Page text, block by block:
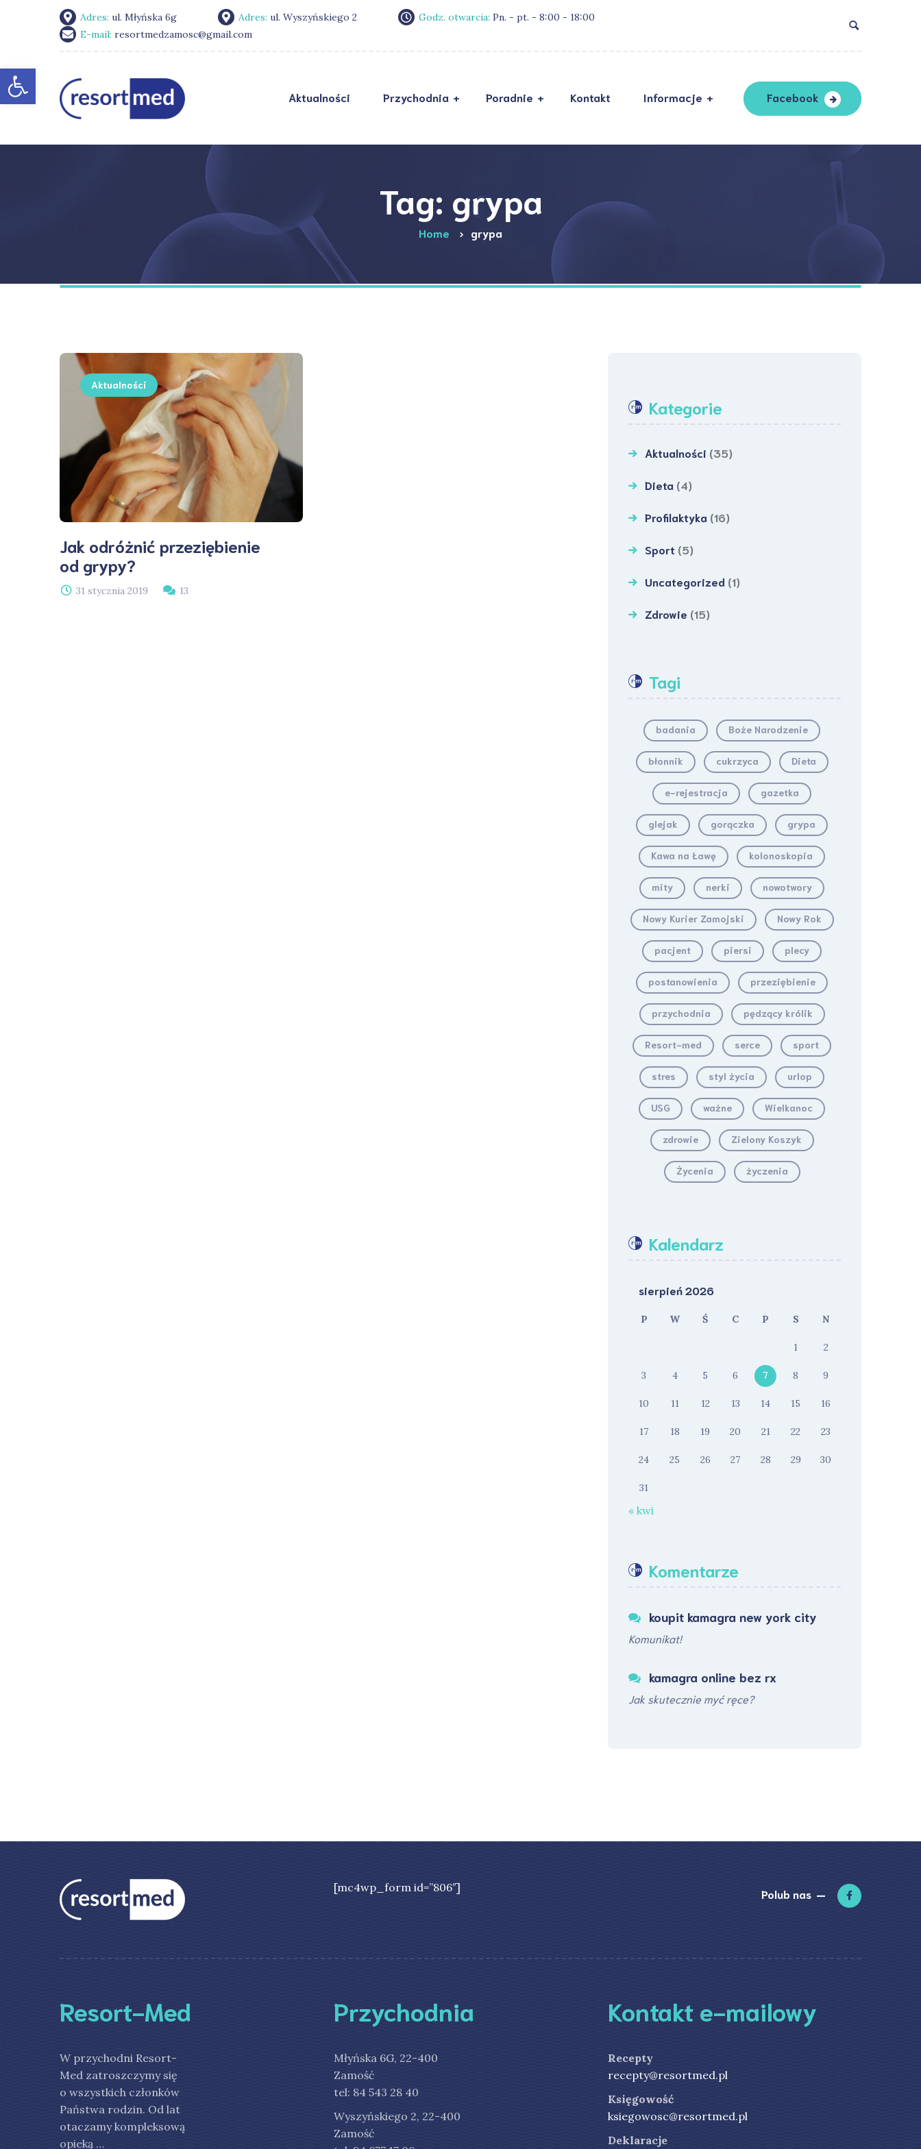
Otwórz pasek narzędzi
Adres: ul. Młyńska 6g Adres: ul. Wyszyńskiego 2 Godz. otwarcia: Pn. - pt. - 8:00 - 18:00
E-mail: resortmedzamosc@gmail.com
Aktualności
Przychodnia
Opinie
Poradnie Kontakt Informacje Facebook
Tag: grypa
Home grypa
Aktualności
Jak odróżnić przeziębienie
od grypy?
31 stycznia 2019 13
Kategorie
Aktualności (35)
Dieta (4)
Profilaktyka (16)
Sport (5)
Uncategorized (1)
Zdrowie (15)
Tagi
badania Boże Narodzenie
błonnik cukrzyca Dieta
e-rejestracja gazetka
glejak gorączka grypa
Kawa na Ławę kolonoskopia
mity nerki nowotwory
Nowy Kurier Zamojski Nowy Rok
pacjent piersi plecy
postanowienia przeziębienie
przychodnia pędzący królik
Resort-med serce sport
stres styl życia urlop
USG ważne Wielkanoc
zdrowie Zielony Koszyk
Życenia życzenia
Kalendarz
sierpień 2026
P W Ś C P S N
1 2
3 4 5 6 7 8 9
10 11 12 13 14 15 16
17 18 19 20 21 22 23
24 25 26 27 28 29 30
31
« kwi
Komentarze
koupit kamagra new york city
Komunikat!
kamagra online bez rx
Jak skutecznie myć ręce?
[mc4wp_form id=”806″] Polub nas
Resort-Med
W przychodni Resort-
Med zatroszczymy się
o wszystkich członków
Państwa rodzin. Od lat
otaczamy kompleksową
opieką …
Przychodnia
Młyńska 6G, 22-400
Zamość
tel: 84 543 28 40
Wyszyńskiego 2, 22-400
Zamość
Kontakt e-mailowy
Recepty
recepty@resortmed.pl
Księgowość
ksiegowosc@resortmed.pl
Deklaracje